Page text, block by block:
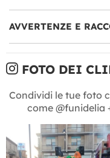
AVVERTENZE E
FOTO DEI
Condividi le tue foto
come @funidelia